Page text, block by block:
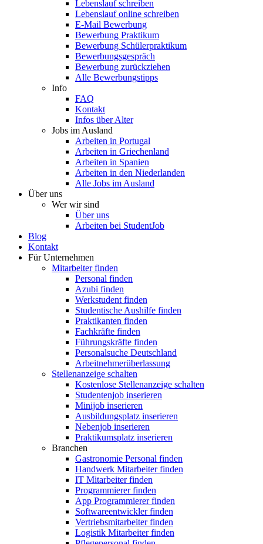
Lebenslauf schreiben
Lebenslauf online schreiben
E-Mail Bewerbung
Bewerbung Praktikum
Bewerbung Schülerpraktikum
Bewerbungsgespräch
Bewerbung zurückziehen
Alle Bewerbungstipps
Info
FAQ
Kontakt
Infos über Alter
Jobs im Ausland
Arbeiten in Portugal
Arbeiten in Griechenland
Arbeiten in Spanien
Arbeiten in den Niederlanden
Alle Jobs im Ausland
Über uns
Wer wir sind
Über uns
Arbeiten bei StudentJob
Blog
Kontakt
Für Unternehmen
Mitarbeiter finden
Personal finden
Azubi finden
Werkstudent finden
Studentische Aushilfe finden
Praktikanten finden
Fachkräfte finden
Führungskräfte finden
Personalsuche Deutschland
Arbeitnehmerüberlassung
Stellenanzeige schalten
Kostenlose Stellenanzeige schalten
Studentenjob inserieren
Minijob inserieren
Ausbildungsplatz inserieren
Nebenjob inserieren
Praktikumsplatz inserieren
Branchen
Gastronomie Personal finden
Handwerk Mitarbeiter finden
IT Mitarbeiter finden
Programmierer finden
App Programmierer finden
Softwareentwickler finden
Vertriebsmitarbeiter finden
Logistik Mitarbeiter finden